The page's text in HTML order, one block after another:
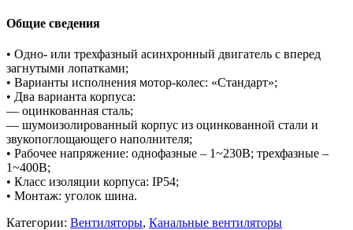
Общие сведения
• Одно- или трехфазный асинхронный двигатель с вперед
загнутыми лопатками;
• Варианты исполнения мотор-колес: «Стандарт»;
• Два варианта корпуса:
— оцинкованная сталь;
— шумоизолированный корпус из оцинкованной стали и
звукопоглощающего наполнителя;
• Рабочее напряжение: однофазные – 1~230В; трехфазные –
1~400В;
• Класс изоляции корпуса: IP54;
• Монтаж: уголок шина.
Категории: Вентиляторы, Канальные вентиляторы